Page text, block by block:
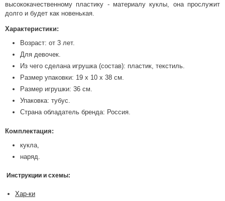
высококачественному пластику - материалу куклы, она прослужит
долго и будет как новенькая.
Характеристики:
Возраст: от 3 лет.
Для девочек.
Из чего сделана игрушка (состав): пластик, текстиль.
Размер упаковки: 19 х 10 х 38 см.
Размер игрушки: 36 см.
Упаковка: тубус.
Страна обладатель бренда: Россия.
Комплектация:
кукла,
наряд.
Инструкции и схемы:
Хар-ки